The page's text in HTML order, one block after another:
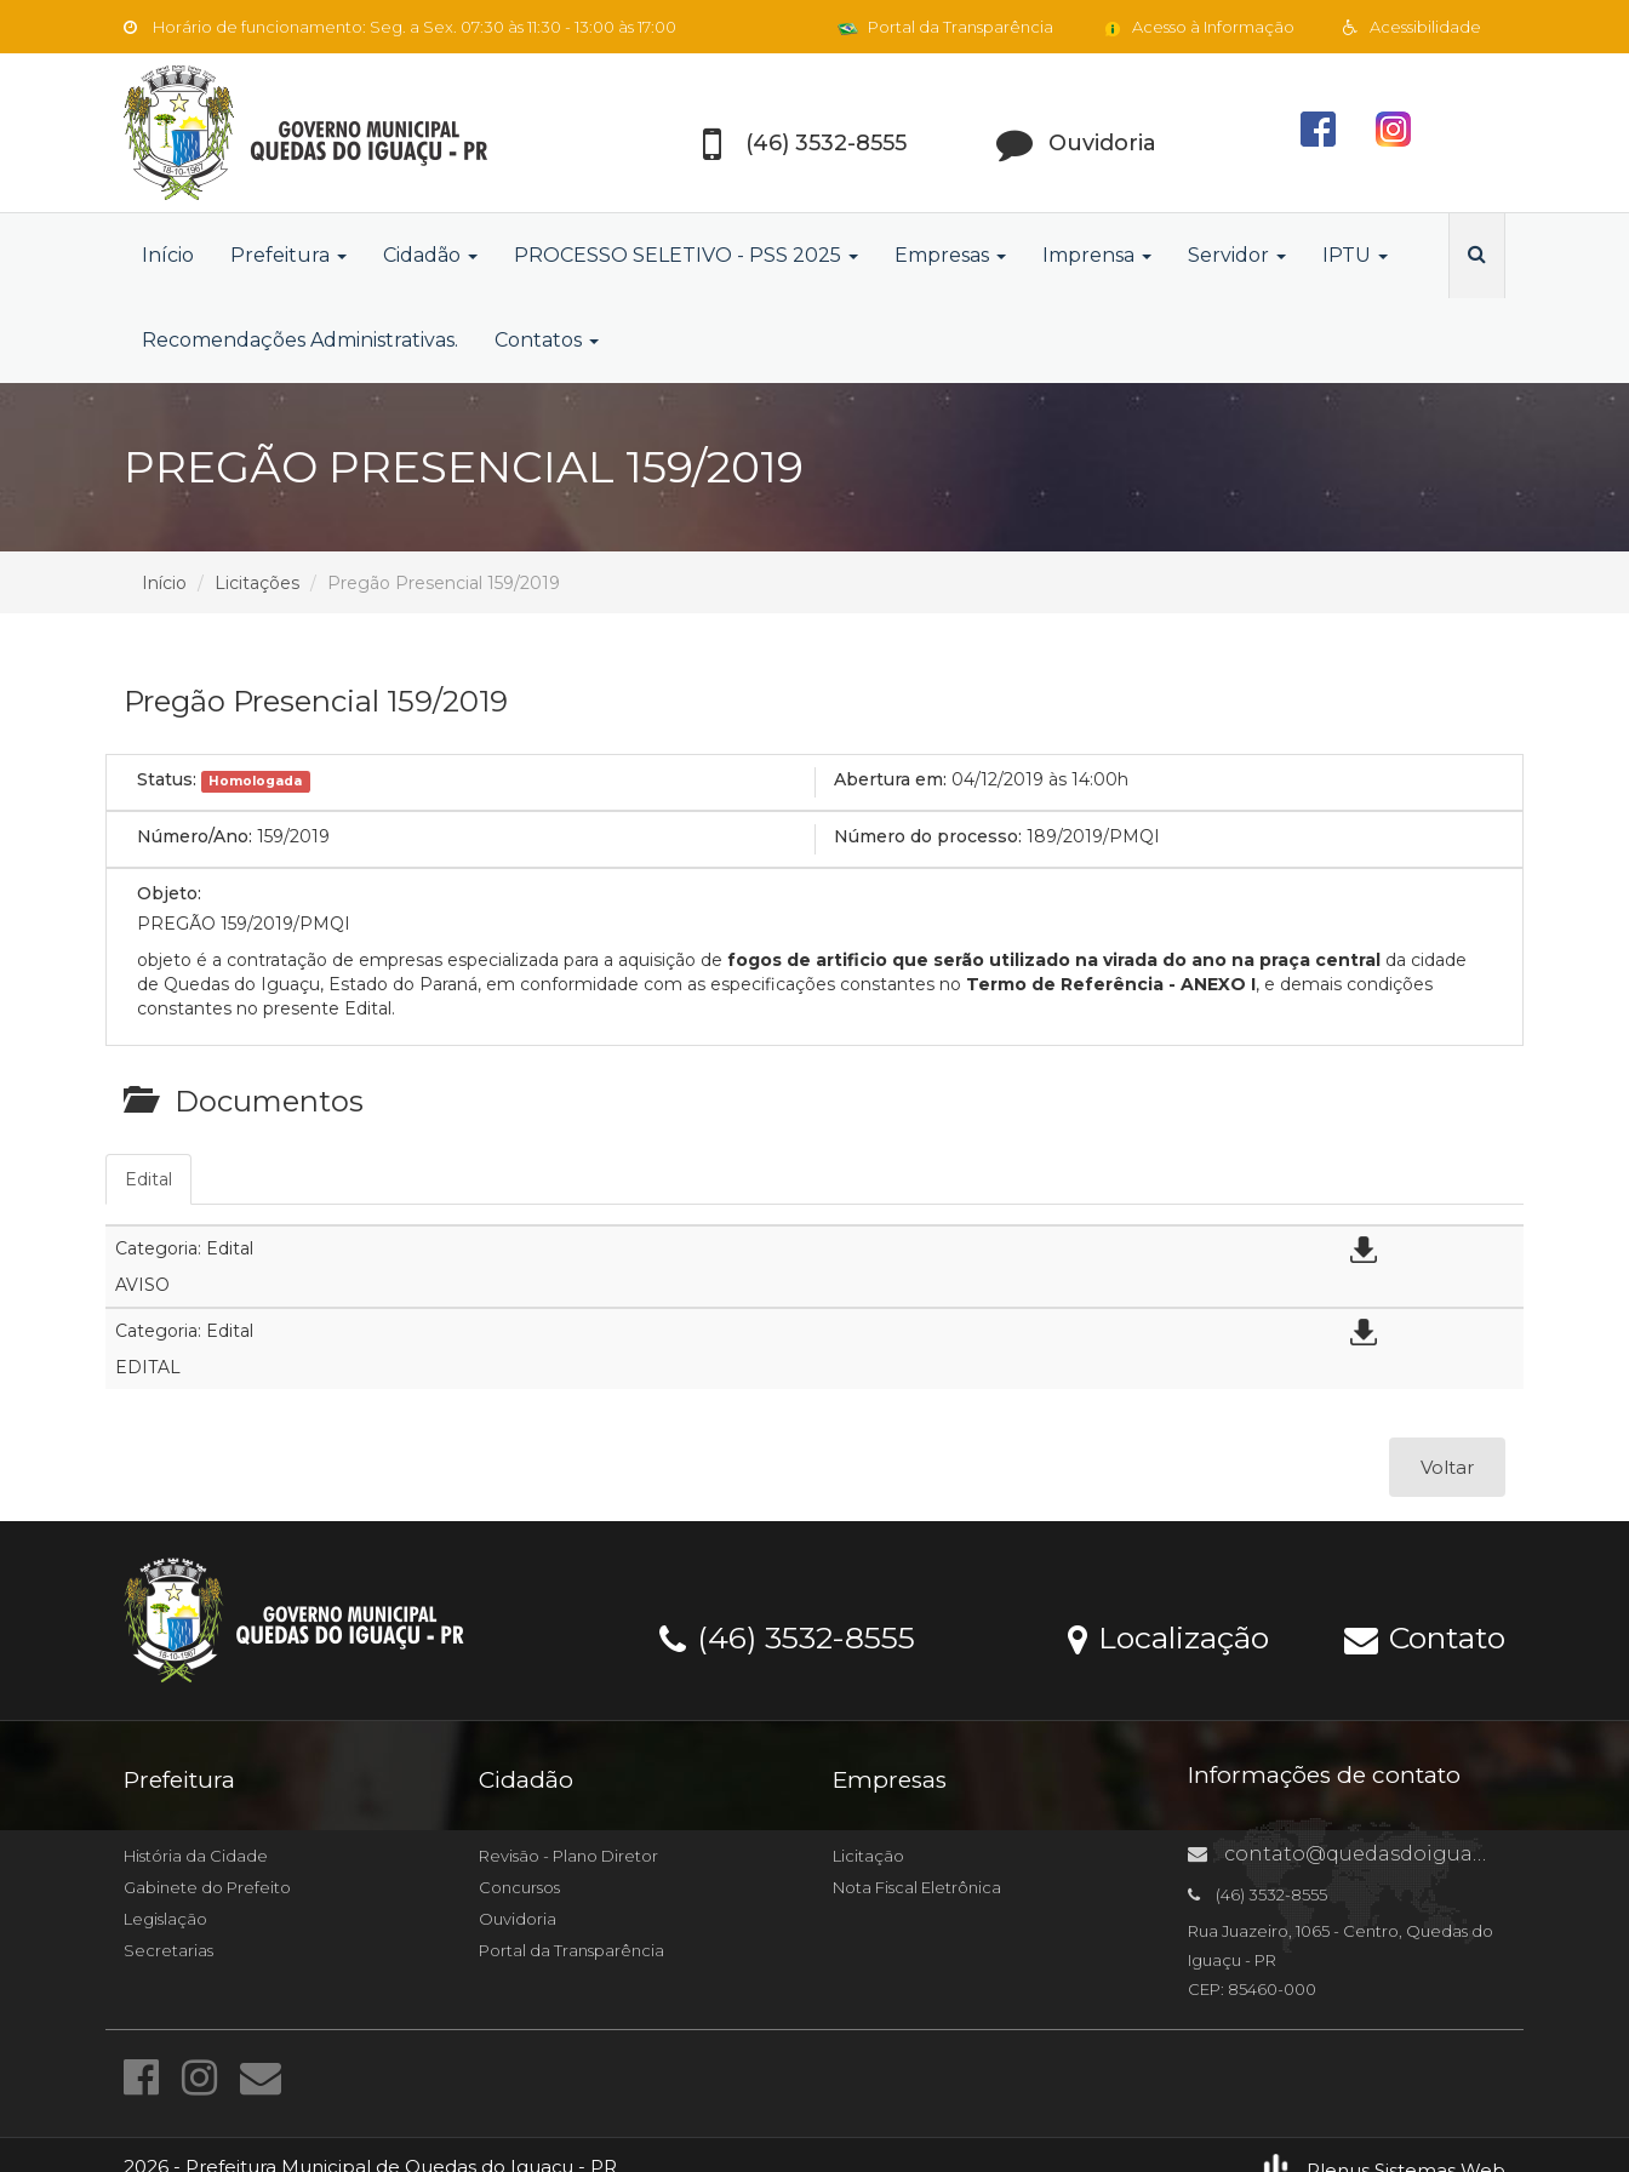
Horário de funcionamento: Seg. a Sex. 07:30 às 11:30 - 13:00 às 17:00 Acessibilidade
Acesso à Informação
Portal da Transparência
(46) 3532-8555 Ouvidoria
Início Prefeitura Cidadão PROCESSO SELETIVO - PSS 2025 Empresas Imprensa Servidor IPTU
Recomendações Administrativas. Contatos
PREGÃO PRESENCIAL 159/2019
Início Licitações Pregão Presencial 159/2019
Pregão Presencial 159/2019
Status: Homologada Abertura em: 04/12/2019 às 14:00h
Número/Ano: 159/2019 Número do processo: 189/2019/PMQI
Objeto:
PREGÃO 159/2019/PMQI
objeto é a contratação de empresas especializada para a aquisição de fogos de artificio que serão utilizado na virada do ano na praça central da cidade
de Quedas do Iguaçu, Estado do Paraná, em conformidade com as especificações constantes no Termo de Referência - ANEXO I, e demais condições
constantes no presente Edital.
Documentos
Edital
Categoria: Edital
AVISO
Categoria: Edital
EDITAL
Voltar
(46) 3532-8555 Localização Contato
Prefeitura
História da Cidade
Gabinete do Prefeito
Legislação
Secretarias
Cidadão
Revisão - Plano Diretor
Concursos
Ouvidoria
Portal da Transparência
Empresas
Licitação
Nota Fiscal Eletrônica
Informações de contato
contato@quedasdoiguacu.pr.gov.br
(46) 3532-8555
Rua Juazeiro, 1065 - Centro, Quedas do
Iguaçu - PR
CEP: 85460-000
2026 - Prefeitura Municipal de Quedas do Iguaçu - PR